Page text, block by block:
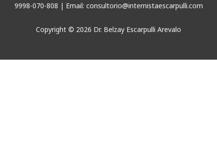
9998-070-808 | Email: consultorio@internistaescarpulli.com
Copyright © 2026 Dr. Belzay Escarpulli Arevalo